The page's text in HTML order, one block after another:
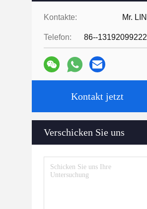
Kontakte: Mr. LIN
Telefon: 86--13192099222
Kontakt jetzt
Verschicken Sie uns